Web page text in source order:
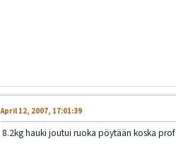
April 12, 2007, 17:01:39
8.2kg hauki joutui ruoka pöytään koska